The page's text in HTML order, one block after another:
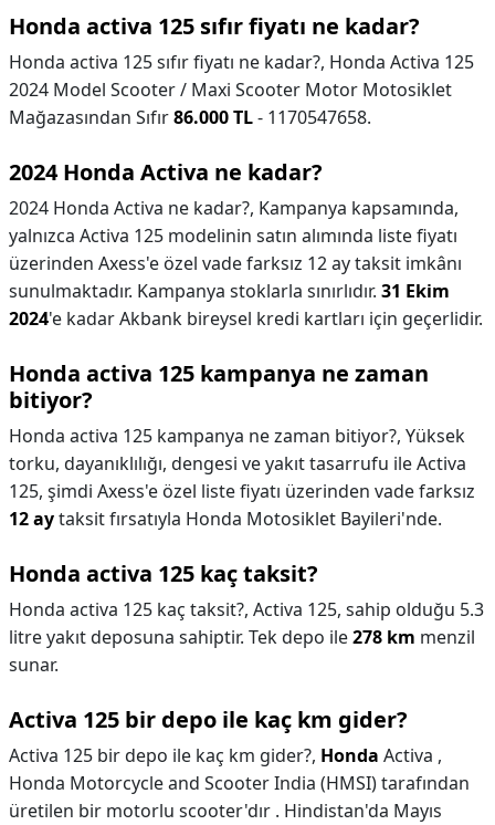
Honda activa 125 sıfır fiyatı ne kadar?
Honda activa 125 sıfır fiyatı ne kadar?, Honda Activa 125
2024 Model Scooter / Maxi Scooter Motor Motosiklet
Mağazasından Sıfır86.000 TL- 1170547658.
2024 Honda Activa ne kadar?
2024 Honda Activa ne kadar?, Kampanya kapsamında,
yalnızca Activa 125 modelinin satın alımında liste fiyatı
üzerinden Axess'e özel vade farksız 12 ay taksit imkânı
sunulmaktadır. Kampanya stoklarla sınırlıdır. 31 Ekim
2024'e kadar Akbank bireysel kredi kartları için geçerlidir.
Honda activa 125 kampanya ne zaman
bitiyor?
Honda activa 125 kampanya ne zaman bitiyor?, Yüksek
torku, dayanıklılığı, dengesi ve yakıt tasarrufu ile Activa
125, şimdi Axess'e özel liste fiyatı üzerinden vade farksız
12 aytaksit fırsatıyla Honda Motosiklet Bayileri'nde.
Honda activa 125 kaç taksit?
Honda activa 125 kaç taksit?, Activa 125, sahip olduğu 5.3
litre yakıt deposuna sahiptir. Tek depo ile278 km menzil
sunar.
Activa 125 bir depo ile kaç km gider?
Activa 125 bir depo ile kaç km gider?, Honda Activa ,
Honda Motorcycle and Scooter India (HMSI) tarafından
üretilen bir motorlu scooter'dır . Hindistan'da Mayıs